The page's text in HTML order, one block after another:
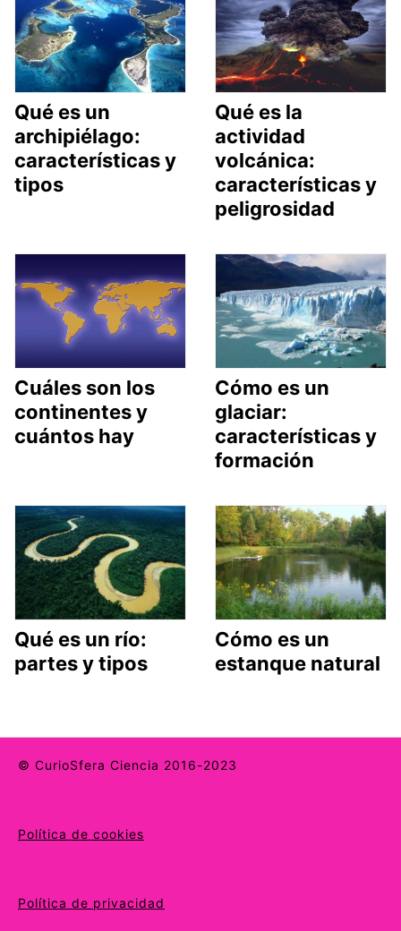
Qué es un
archipiélago:
características y
tipos
Qué es la
actividad
volcánica:
características y
peligrosidad
Cuáles son los
continentes y
cuántos hay
Cómo es un
glaciar:
características y
formación
Qué es un río:
partes y tipos
Cómo es un
estanque natural
© CurioSfera Ciencia 2016-2023
Política de cookies
Política de privacidad